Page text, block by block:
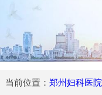
当前位置： 郑州妇科医院